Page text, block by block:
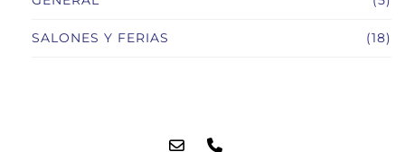
SALONES Y FERIAS (18)